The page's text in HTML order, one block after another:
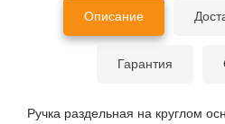
Описание
Гарантия
Ручка раздельная на круглом